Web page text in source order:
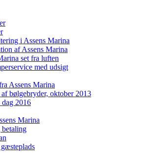
i Assens Marina
af Assens Marina
set fra luften
med udsigt
Assens Marina
bølgebryder, oktober 2013
dag 2016
Marina
betaling